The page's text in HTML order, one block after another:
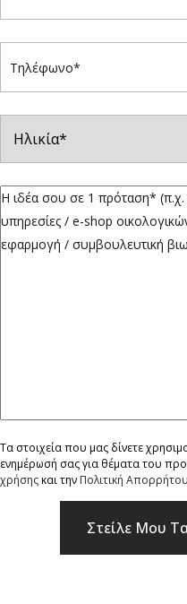
Τα στοιχεία που μας δίνετε
ενημέρωσή σας για θέματα του
χρήσηςκαι την Πολιτική Απορρήτου